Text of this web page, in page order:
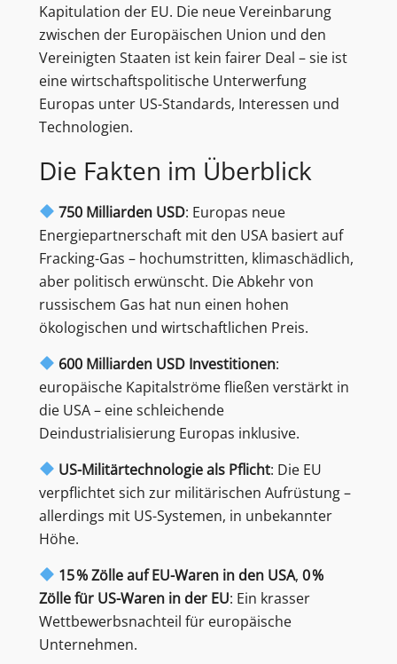
Kapitulation der EU. Die neue Vereinbarung
zwischen der Europäischen Union und den
Vereinigten Staaten ist kein fairer Deal – sie ist
eine wirtschaftspolitische Unterwerfung
Europas unter US-Standards, Interessen und
Technologien.
Die Fakten im Überblick
750 Milliarden USD: Europas neue
Energiepartnerschaft mit den USA basiert auf
Fracking-Gas – hochumstritten, klimaschädlich,
aber politisch erwünscht. Die Abkehr von
russischem Gas hat nun einen hohen
ökologischen und wirtschaftlichen Preis.
600 Milliarden USD Investitionen:
europäische Kapitalströme fließen verstärkt in
die USA – eine schleichende
Deindustrialisierung Europas inklusive.
US-Militärtechnologie als Pflicht: Die EU
verpflichtet sich zur militärischen Aufrüstung –
allerdings mit US-Systemen, in unbekannter
Höhe.
15 % Zölle auf EU-Waren in den USA,0 %
Zölle für US-Waren in der EU: Ein krasser
Wettbewerbsnachteil für europäische
Unternehmen.